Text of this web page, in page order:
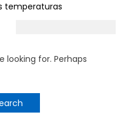
temperaturas
looking for. Perhaps
for: